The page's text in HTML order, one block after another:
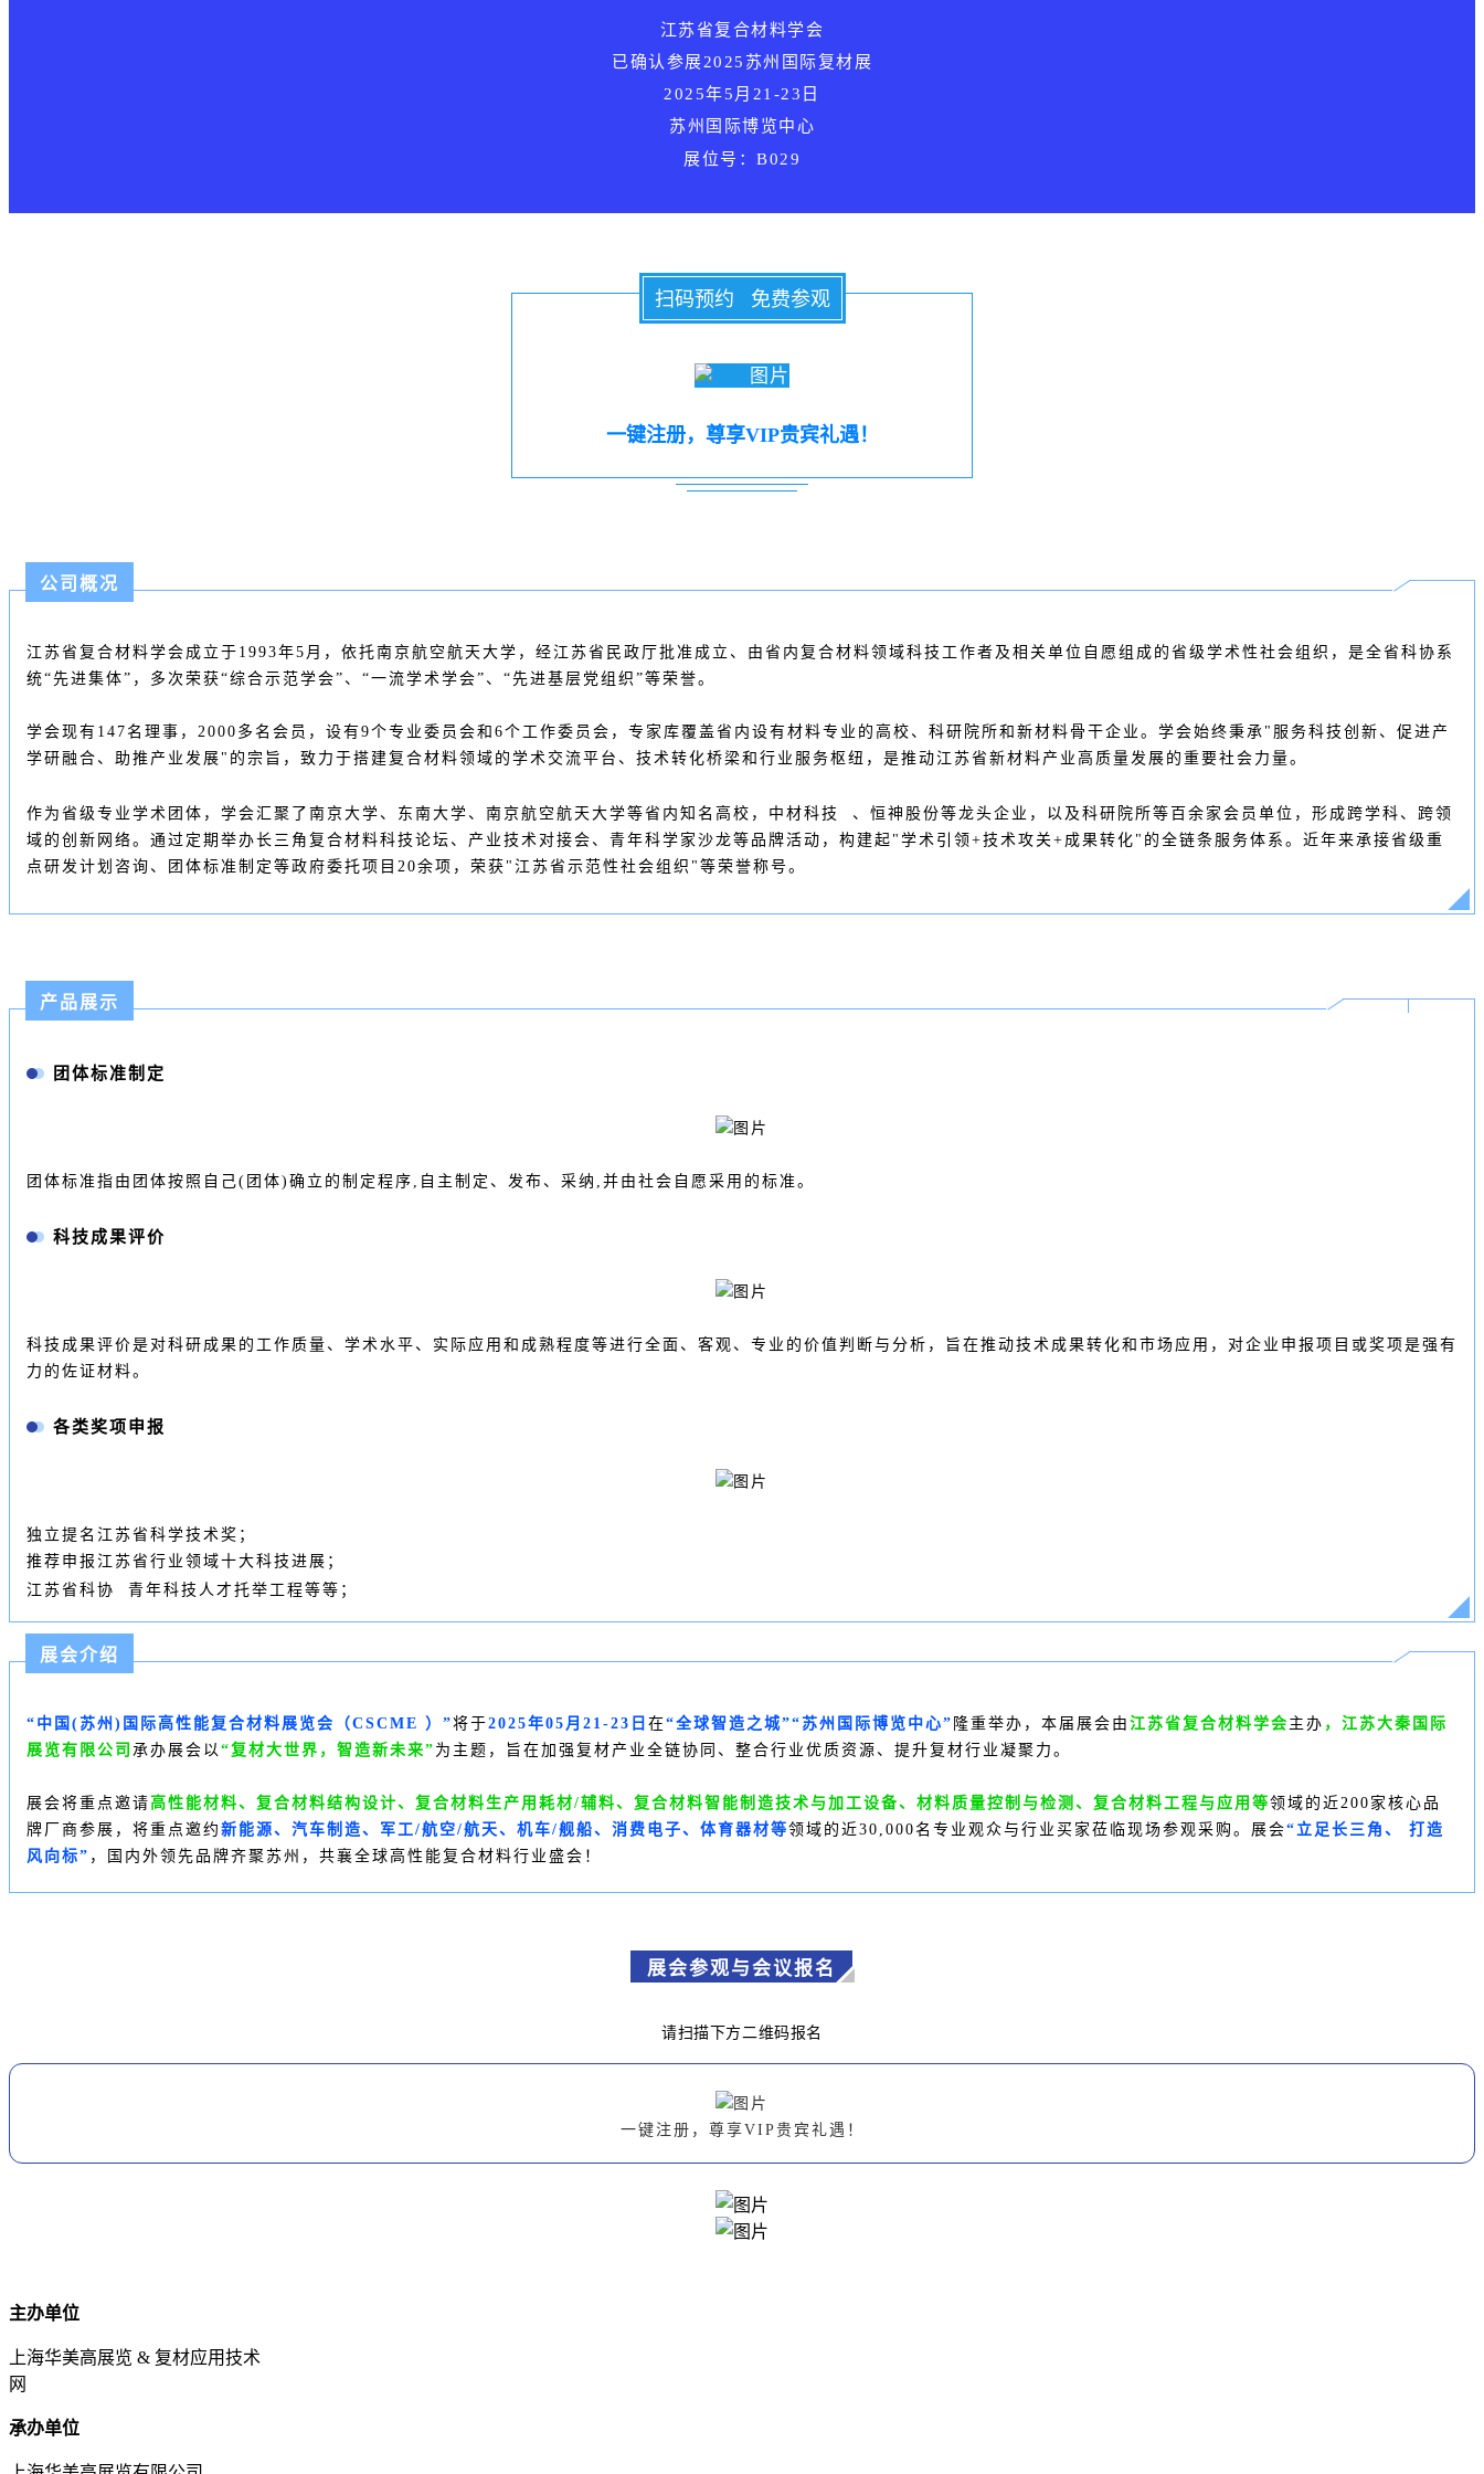
江苏省复合材料学会
已确认参展2025苏州国际复材展
2025年5月21-23日
苏州国际博览中心
展位号：B029
扫码预约 免费参观
一键注册，尊享VIP贵宾礼遇！
公司概况
江苏省复合材料学会成立于1993年5月，依托南京航空航天大学，经江苏省民政厅批准成立、由省内复合材料领域科技工作者及相关单位自愿组成的省级学术性社会组织，是全省科协系
统“先进集体”，多次荣获“综合示范学会”、“一流学术学会”、“先进基层党组织”等荣誉。
学会现有147名理事，2000多名会员，设有9个专业委员会和6个工作委员会，专家库覆盖省内设有材料专业的高校、科研院所和新材料骨干企业。学会始终秉承"服务科技创新、促进产
学研融合、助推产业发展"的宗旨，致力于搭建复合材料领域的学术交流平台、技术转化桥梁和行业服务枢纽，是推动江苏省新材料产业高质量发展的重要社会力量。
作为省级专业学术团体，学会汇聚了南京大学、东南大学、南京航空航天大学等省内知名高校， 中材科技
、恒神股份等龙头企业，以及科研院所等百余家会员单位，形成跨学科、跨领
域的创新网络。通过定期举办长三角复合材料科技论坛、产业技术对接会、青年科学家沙龙等品牌活动，构建起"学术引领+技术攻关+成果转化"的全链条服务体系。近年来承接省级重
点研发计划咨询、团体标准制定等政府委托项目20余项，荣获"江苏省示范性社会组织"等荣誉称号。
产品展示
团体标准制定
团体标准指由团体按照自己(团体)确立的制定程序,自主制定、发布、采纳,并由社会自愿采用的标准。
科技成果评价
科技成果评价是对科研成果的工作质量、学术水平、实际应用和成熟程度等进行全面、客观、专业的价值判断与分析，旨在推动技术成果转化和市场应用，对企业申报项目或奖项是强有
力的佐证材料。
各类奖项申报
独立提名江苏省科学技术奖；
推荐申报江苏省行业领域十大科技进展；
江苏省科协
青年科技人才托举工程等等；
展会介绍
“中国(苏州)国际高性能复合材料展览会（ CSCME ）”将于2025年05月21-23日 在“全球智造之城”“苏州国际博览中心” 隆重举办，本届展会 由 江苏省复合材料学会 主办 ，江苏大秦国际
展览有限公司 承办展会 以 “复材大世界，智造新未来” 为主题，旨在加强复材产业全链协同、整合行业优质资源、提升复材行业凝聚力。
展会将重点邀请 高性能材料、复合材料结构设计、复合材料生产用耗材/辅料、复合材料智能制造技术与加工设备、材料质量控制与检测、复合材料工程与应用等领域的近200家核心品
牌厂商参展，将重点邀约 新能源、汽车制造、军工/航空/航天、机车/舰船、消费电子、体育器材等领域的近30,000名专业观众与行业买家莅临现场参观采购。展会“立足长三角、 打造
风向标” ，国内外领先品牌齐聚苏州，共襄全球高性能复合材料行业盛会！
展会参观与会议报名
请扫描下方二维码报名
一键注册，尊享VIP贵宾礼遇！
主办单位
上海华美高展览 & 复材应用技术
网
承办单位